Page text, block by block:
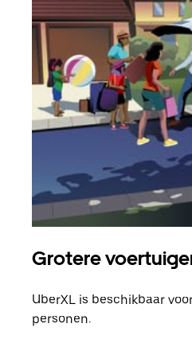
Grotere
UberXL is beschikbaar
personen.